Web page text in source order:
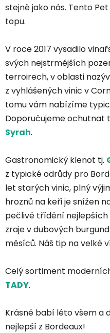
stejně jako nás. Tento Pet
topu.
V roce 2017 vysadilo
svých nejstrmějších
terroirech, v oblasti
z vyhlášených vinic v
tomu vám nabízíme
Doporučujeme ochutnat
Syrah.
Gastronomický klenot tj.
z typické odrůdy pro
let starých vinic, plný
hroznů na keři je snížen
pečlivé třídění
zraje v dubových
měsíců. Náš tip na velké
Celý sortiment
TADY.
Krásné babí léto všem a
nejlepší z Bordeaux!